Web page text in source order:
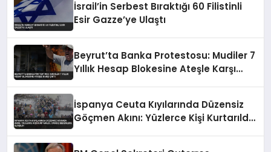
İsrail’in Serbest Bıraktığı 60 Filistinli
Esir Gazze’ye Ulaştı
Beyrut’ta Banka Protestosu: Mudiler 7
Yıllık Hesap Blokesine Ateşle Karşı
İspanya Ceuta Kıyılarında Düzensiz
Göçmen Akını: Yüzlerce Kişi Kurtarıldı,